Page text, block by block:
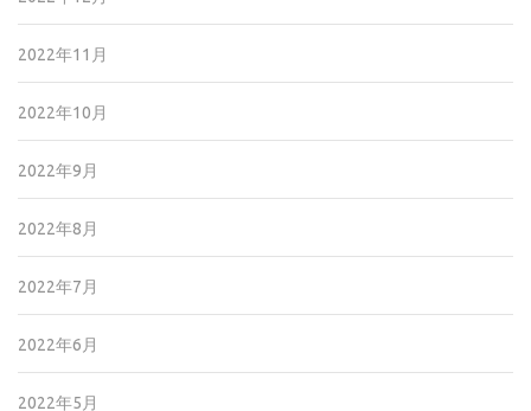
2022年11月
2022年10月
2022年9月
2022年8月
2022年7月
2022年6月
2022年5月